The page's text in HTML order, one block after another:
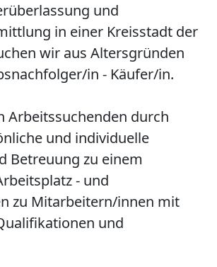
und
in einer Kreisstadt der
wir aus Altersgründen
in - Käufer/in.
Arbeitssuchenden durch
und individuelle
Betreuung zu einem
- und
zu Mitarbeitern/innen mit
und